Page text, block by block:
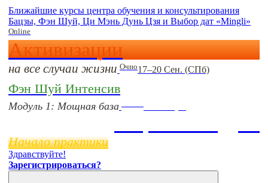
Ближайшие курсы центра обучения и консультирования
Бацзы, Фэн Шуй, Ци Мэнь Дунь Цзя и Выбор дат «Mingli»
Online
Активизации
на все случаи жизни Очно17–20 Сен. (СПб)
Фэн Шуй Интенсив
Модуль 1: Мощная база
Начало практики
Здравствуйте!
Зарегистрироваться?